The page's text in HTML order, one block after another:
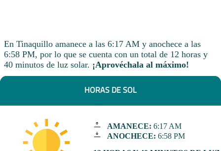
En Tinaquillo amanece a las 6:17 AM y anochece a las
6:58 PM, por lo que se cuenta con un total de 12 horas y
40 minutos de luz solar. ¡Aprovéchala al máximo!
HORAS DE SOL
AMANECE: 6:17 AM
ANOCHECE: 6:58 PM